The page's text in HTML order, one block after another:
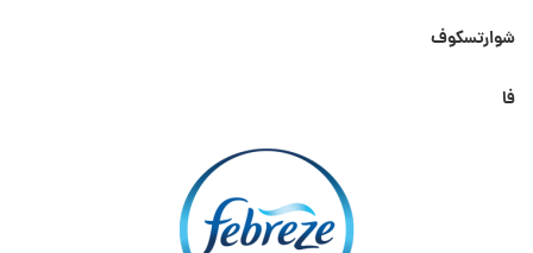
شوارتسکوف
فا